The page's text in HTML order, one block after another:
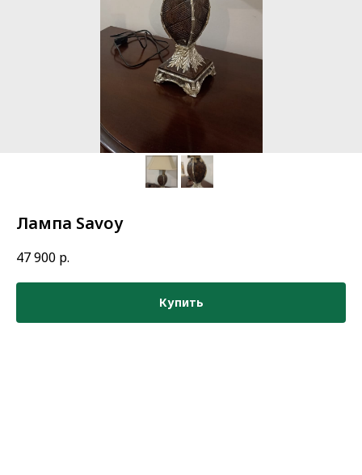
Лампа Savoy
47 900 р.
Купить